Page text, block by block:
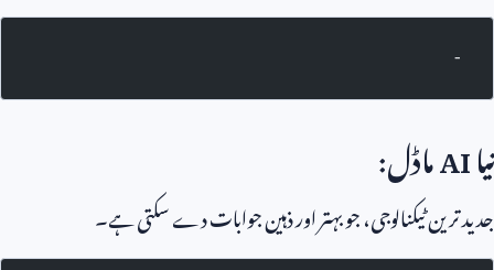
-
نیاAIماڈل:
جدید ترین ٹیکنالوجی، جو بہتر اور ذہین جوابات دے سکتی ہے۔